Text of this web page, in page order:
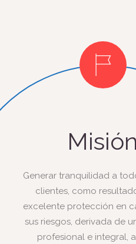
Misión
Generar tranquilidad a
clientes, como
excelente protección en
sus riesgos, derivada de
profesional e integral,